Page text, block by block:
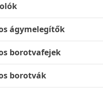
ágymelegítők
borotvafejek
borotvák